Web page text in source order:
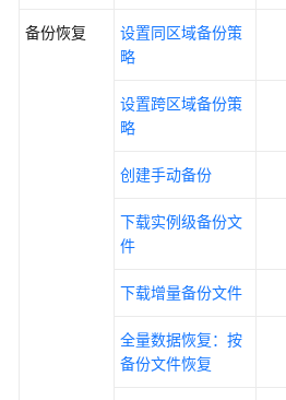
备份恢复
设置同区域备份策
略
设置跨区域备份策
略
创建手动备份
下载实例级备份文
件
下载增量备份文件
全量数据恢复：按
备份文件恢复